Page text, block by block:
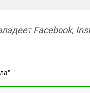
Facebook,